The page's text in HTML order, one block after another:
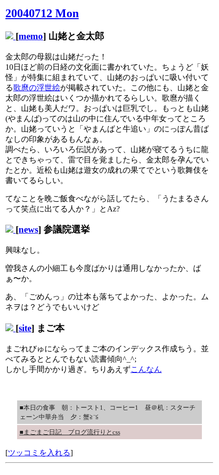
20040712 Mon
[memo] 山姥と金太郎
金太郎の母親は山姥だった！
10日ほど前の日経の文化面に書かれていた。ちょうど「妖
怪」が特集に組まれていて、山姥のおっぱいに吸い付いて
る歌麿の浮世絵が掲載されていた。この他にも、山姥と金
太郎の浮世絵はいくつか描かれてるらしい。歌麿が描く
と、山姥も美人だワ。おっぱいは巨乳でし。もっとも山姥
(やまんば)ってのは山の中に住んでいる中年女ってところ
か。山姥っていうと「やまんばと牛追い」のにっぽん昔ば
なしの印象があるもんなぁ。
調べたら、いろいろ伝説があって、山姥が寝てるうちに龍
とできちゃって、雷で目を覚ましたら、金太郎を孕んでい
たとか。近松も山姥は遊女の成れの果てでという歌舞伎を
書いてるらしい。
てなことを晩ご飯食べながら話してたら、「うたまるさん
って笑点に出てる人か？」とAz?
[news] 参議院選挙
興味なし。
曽我さんの小細工も今度ばかりは通用しなかったか、ば
ぁ〜か。
あ、「ごめんっ」の辻本も落ちてよかった、よかった。ム
ネヲは？どうでもいいけど
[site] まご本
まごれびゅにならってまご本のインデックス作成ちう。並
べてみるととんでもない読書傾向^_^;
しかし手間かかり過ぎ。ちりあえずこんなん
■本日の食事 朝：トースト1、コーヒー1 昼＠机：スターチ
ェーン中華弁当 夕：蟹≧¨≦
■まごまご日記 ブログ流行りとcss
[ツッコミを入れる]